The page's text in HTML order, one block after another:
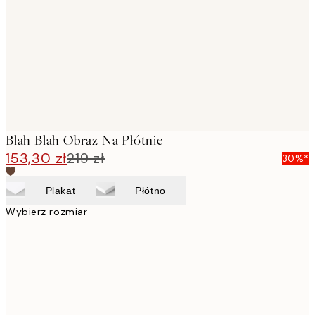
Blah Blah Obraz Na Płótnie
153,30 zł219 zł 30%*
Plakat Płótno
Wybierz rozmiar